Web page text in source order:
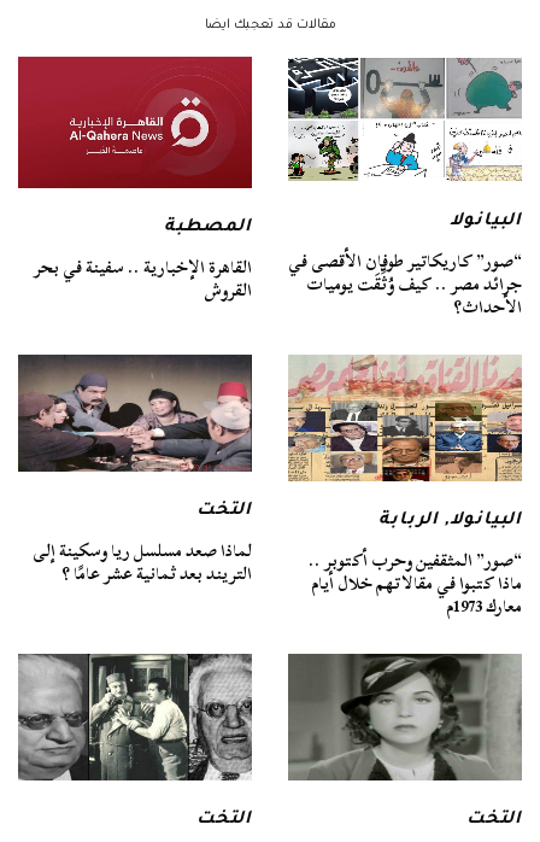
مقالات قد تعجبك ايضا
البيانولا
“صور” كاريكاتير طوفان الأقصى في
جرائد مصر .. كيف وُثِّقَت يوميات
الأحداث؟
المصطبة
القاهرة الإخبارية .. سفينة في بحر
القروش
البيانولا,الربابة
“صور” المثقفين وحرب أكتوبر ..
ماذا كتبوا في مقالاتهم خلال أيام
معارك 1973م
التخت
لماذا صعد مسلسل ريا وسكينة إلى
التريند بعد ثمانية عشر عامًا ؟
التخت التخت